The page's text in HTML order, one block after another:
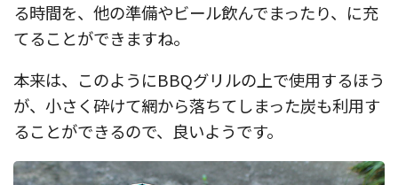
る時間を、他の準備やビール飲んでまったり、に充
てることができますね。
本来は、このようにBBQグリルの上で使用するほう
が、小さく砕けて網から落ちてしまった炭も利用す
ることができるので、良いようです。